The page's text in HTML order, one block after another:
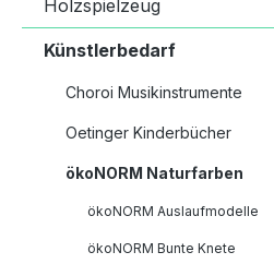
Holzspielzeug
Künstlerbedarf
Choroi Musikinstrumente
Oetinger Kinderbücher
ökoNORM Naturfarben
ökoNORM Auslaufmodelle
ökoNORM Bunte Knete